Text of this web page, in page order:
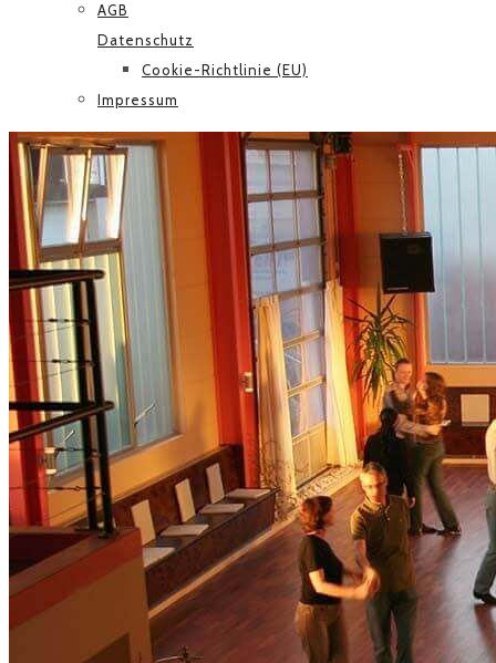
AGB
Datenschutz
Cookie-Richtlinie (EU)
Impressum